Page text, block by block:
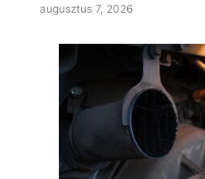
augusztus 7, 2026